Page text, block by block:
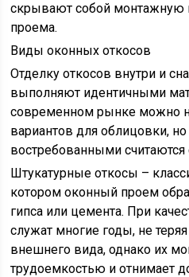
скрывают собой монтажную
проема.
Виды оконных откосов
Отделку откосов внутри и
выполняют идентичными
современном рынке можно
вариантов для облицовки,
востребованными
Штукатурные откосы –
котором оконный проем
гипса или цемента. При
служат многие годы, не
внешнего вида, однако их
трудоемкостью и отнимает